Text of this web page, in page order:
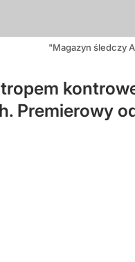
"Magazyn śledczy
Premierowy